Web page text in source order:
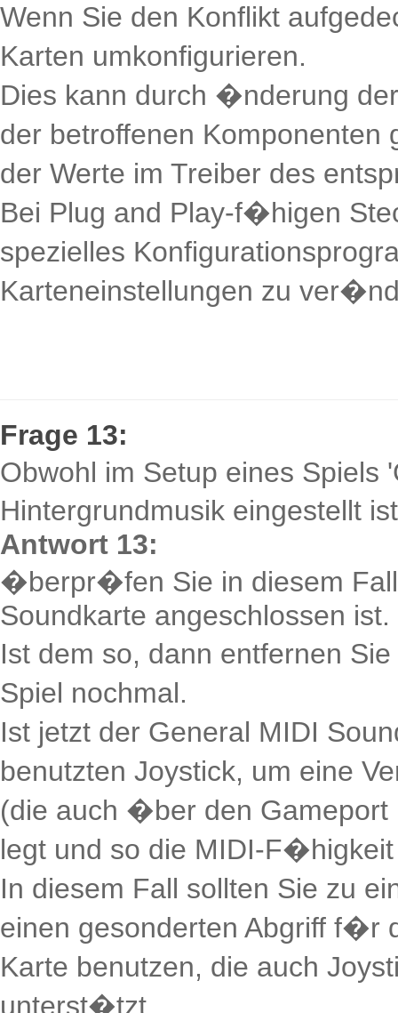
Wenn Sie den Konflikt
Karten umkonfigurieren.
Dies kann durch �nderung
der betroffenen
der Werte im Treiber des
Bei Plug and Play-f�higen
spezielles
Karteneinstellungen zu
Frage 13:
Obwohl im Setup eines
Hintergrundmusik eingestellt
Antwort 13:
�berpr�fen Sie in diesem
Soundkarte angeschlossen ist.
Ist dem so, dann entfernen
Spiel nochmal.
Ist jetzt der General MIDI
benutzten Joystick, um eine
(die auch �ber den
legt und so die MIDI-
In diesem Fall sollten Sie zu
einen gesonderten Abgriff f�r
Karte benutzen, die auch
unterst�tzt.